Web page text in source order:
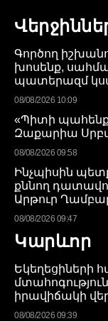
Գործող
խոսենք,
պատերազմ
08/08/2026 10:09
«Պիտի
Զաքարիա
08/08/2026 09:58
Ինչպիսին
քննող
Արթուր
08/08/2026 09:47
Կարևոր
Եկեղեցիների
իրավիճակի
08/08/2026 09:39